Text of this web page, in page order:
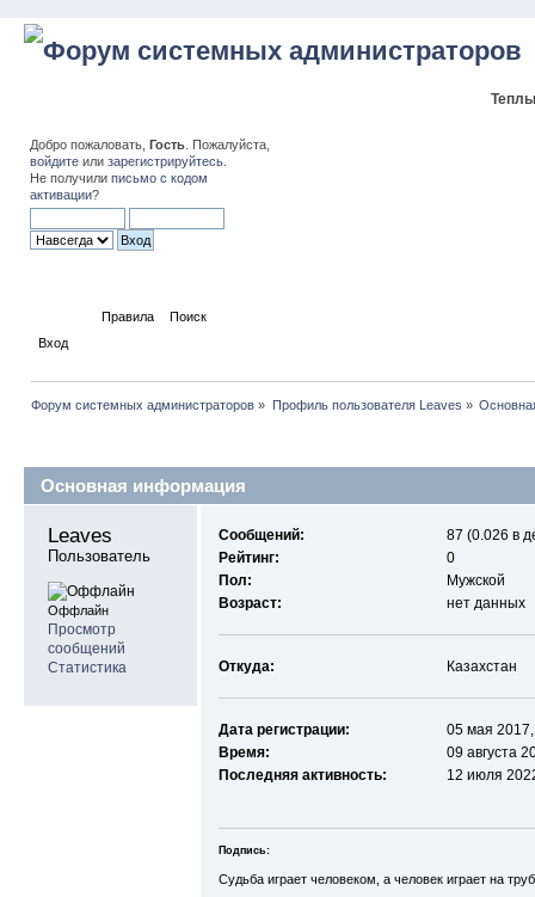
Добро пожаловать, Гость . Пожалуйста,
войдите или зарегистрируйтесь
Не получили письмо с кодом
активации?
Правила
Поиск
Вход
Форум системных администраторов » Профиль пользователя Leaves »
Основная информация
Leaves
Пользователь
Оффлайн
Просмотр
сообщений
Статистика
Сообщений:
87 (0.026 в
Рейтинг:
0
Пол:
Мужской
Возраст:
нет данных
Откуда: Казахстан
Дата регистрации:
05 мая
Время:
09 августа
Последняя активность:
12 июля
Подпись:
Судьба играет человеком, а человек играет на